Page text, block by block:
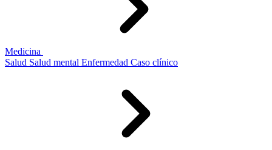
Medicina
Salud Salud mental Enfermedad Caso clínico